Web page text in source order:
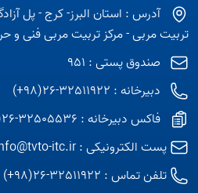
آدرس : استان البرز- کرج - پل
تربیت مربی - مرکز تربیت مربی فنی و
صندوق پستی : 951
دبیرخانه : 32511922-26(98+)
فاکس دبیرخانه : 32505536-26(98+)
پست الکترونیکی :itc.ir
تلفن تماس : 32511922-26(98+)